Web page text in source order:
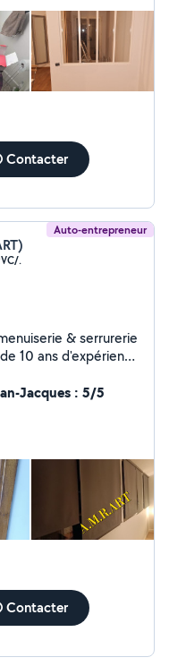
Contacter
Auto-entrepreneur
.
& serrurerie
10 ans d'expérience
remplacement de
ainsi que
roulants. Nous
le montage et la
travaux de
de serrures et
d'un travail soigné,
Jacques : 5/5
Contacter